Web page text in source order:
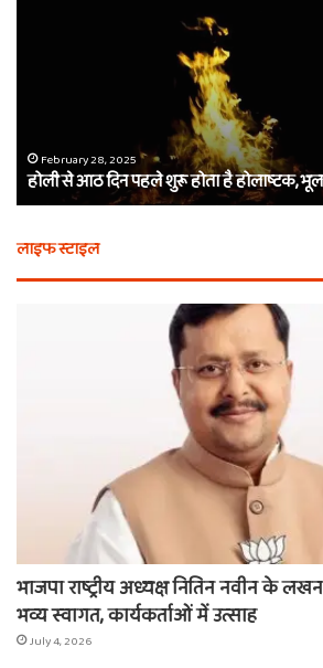
होलाष्टक,
भूल
से
न
खरीदें
February 28, 2025
होली से आठ दिन पहले शुरू होता है होलाष्टक,
लाइफ स्टाइल
भाजपा राष्ट्रीय अध्यक्ष नितिन नवीन के
भव्य स्वागत, कार्यकर्ताओं में उत्साह
July 4, 2026